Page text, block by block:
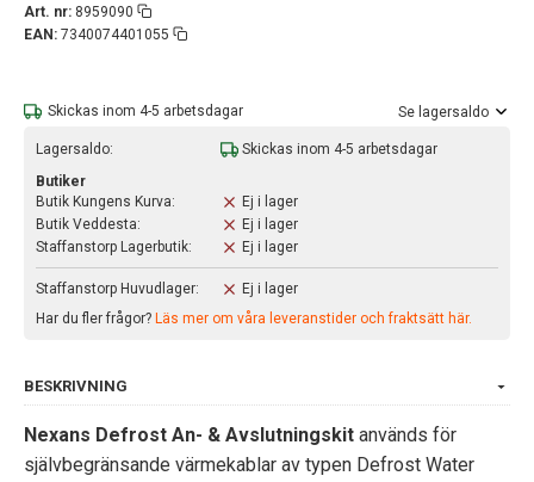
Art. nr: 8959090
EAN: 7340074401055
Skickas inom 4-5 arbetsdagar Se lagersaldo
Lagersaldo:
Skickas inom 4-5 arbetsdagar
Butiker
Butik Kungens Kurva:
Ej i lager
Butik Veddesta:
Ej i lager
Staffanstorp Lagerbutik:
Ej i lager
Staffanstorp Huvudlager:
Ej i lager
Har du fler frågor? Läs mer om våra leveranstider och fraktsätt här.
BESKRIVNING
Nexans Defrost An- & Avslutningskit används för
självbegränsande värmekablar av typen Defrost Water